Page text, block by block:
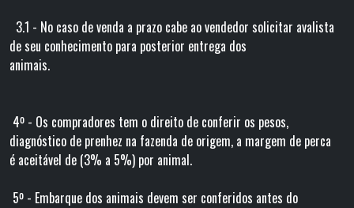
3.1 - No caso de venda a prazo cabe ao vendedor solicitar avalista
de seu conhecimento para posterior entrega dos
animais.
4º - Os compradores tem o direito de conferir os pesos,
diagnóstico de prenhez na fazenda de origem, a margem de perca
é aceitável de (3% a 5%) por animal.
5º - Embarque dos animais devem ser conferidos antes do